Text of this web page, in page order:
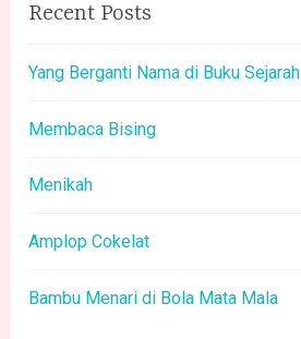
Recent Posts
Yang Berganti Nama di Buku Sejarah
Membaca Bising
Menikah
Amplop Cokelat
Bambu Menari di Bola Mata Mala